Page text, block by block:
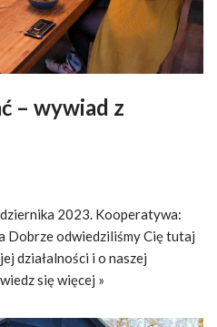
– wywiad z
2023. Kooperatywa:
Dobrze odwiedziliśmy Cię tutaj
działalności i o naszej
się więcej »